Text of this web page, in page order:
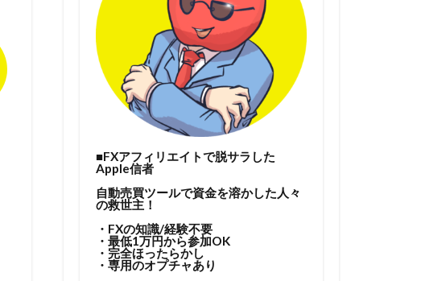
■FXアフィリエイトで脱サラした
Apple信者
自動売買ツールで資金を溶かした人々
の救世主！
・FXの知識/経験不要
・最低1万円から参加OK
・完全ほったらかし
・専用のオプチャあり